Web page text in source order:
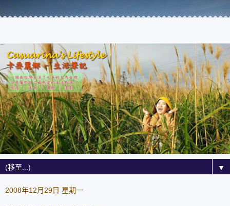
▼
2008年12月29日 星期一